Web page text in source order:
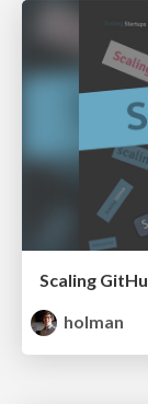
Scaling
holman